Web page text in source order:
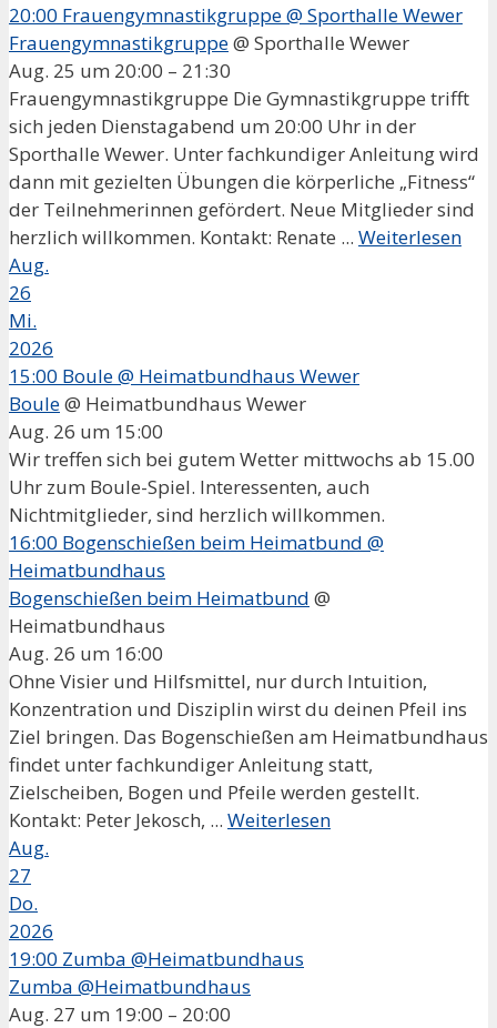
20:00 Frauengymnastikgruppe@ Sporthalle Wewer
Frauengymnastikgruppe@ Sporthalle Wewer
Aug. 25 um 20:00 – 21:30
Frauengymnastikgruppe Die Gymnastikgruppe trifft
sich jeden Dienstagabend um 20:00 Uhr in der
Sporthalle Wewer. Unter fachkundiger Anleitung wird
dann mit gezielten Übungen die körperliche „Fitness“
der Teilnehmerinnen gefördert. Neue Mitglieder sind
herzlich willkommen. Kontakt: Renate ... Weiterlesen
Aug.
26
Mi.
2026
15:00 Boule@ Heimatbundhaus Wewer
Boule@ Heimatbundhaus Wewer
Aug. 26 um 15:00
Wir treffen sich bei gutem Wetter mittwochs ab 15.00
Uhr zum Boule-Spiel. Interessenten, auch
Nichtmitglieder, sind herzlich willkommen.
16:00 Bogenschießen beim Heimatbund @
Heimatbundhaus
Bogenschießen beim Heimatbund @
Heimatbundhaus
Aug. 26 um 16:00
Ohne Visier und Hilfsmittel, nur durch Intuition,
Konzentration und Disziplin wirst du deinen Pfeil ins
Ziel bringen. Das Bogenschießen am Heimatbundhaus
findet unter fachkundiger Anleitung statt,
Zielscheiben, Bogen und Pfeile werden gestellt.
Kontakt: Peter Jekosch, ... Weiterlesen
Aug.
27
Do.
2026
19:00 Zumba @Heimatbundhaus
Zumba @Heimatbundhaus
Aug. 27 um 19:00 – 20:00